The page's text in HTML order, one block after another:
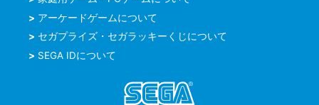
アーケードゲームについて
セガプライズ・セガラッキーくじについて
SEGA IDについて